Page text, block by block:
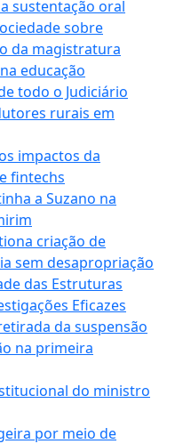
sustentação oral
sobre
da magistratura
educação
todo o Judiciário
rurais em
impactos da
fintechs
a Suzano na
criação de
sem desapropriação
das Estruturas
Eficazes
da suspensão
na primeira
do ministro
por meio de